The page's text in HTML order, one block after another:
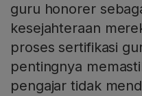
guru honorer
kesejahteraan
proses sertifikasi
pentingnya
pengajar tidak